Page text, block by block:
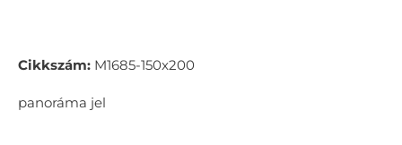
Cikkszám: M1685-150x200
panoráma jel